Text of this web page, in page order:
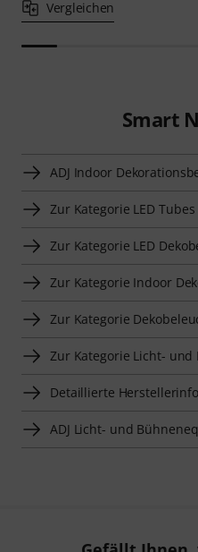
Vergleichen
Smart
ADJ Indoor
Zur Kategorie LED Tubes
Zur Kategorie LED
Zur Kategorie Indoor
Zur Kategorie
Zur Kategorie Licht-
Detaillierte
ADJ Licht- und